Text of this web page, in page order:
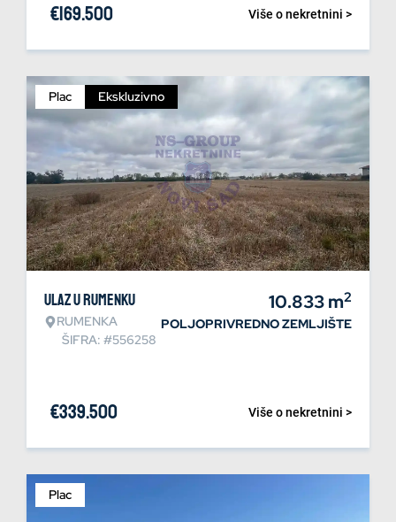
Više o nekretnini >
€169.500
Plac Ekskluzivno
Ulaz u Rumenku
RUMENKA
ŠIFRA: #556258
10.833m2
POLJOPRIVREDNO ZEMLJIŠTE
Više o nekretnini >
€339.500
Plac